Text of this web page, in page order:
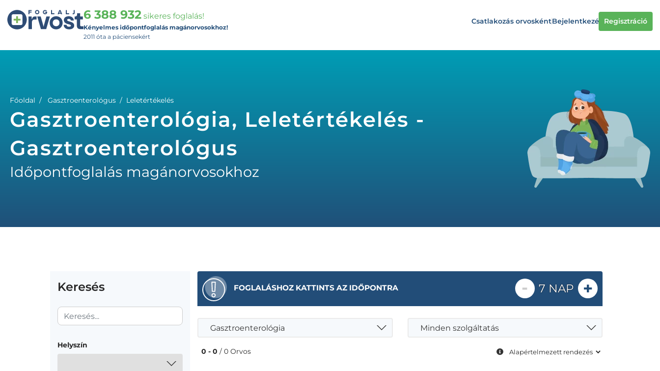
6 388 932 sikeres foglalás!
Kényelmes időpontfoglalás magánorvosokhoz!
2011 óta a páciensekért
Csatlakozás orvoskéntBejelentkezés Regisztráció
Főoldal Gasztroenterológus Leletértékelés
Gasztroenterológia, Leletértékelés -
Gasztroenterológus
Időpontfoglalás magánorvosokhoz
Keresés
Helyszín
FOGLALÁSHOZ KATTINTS AZ IDŐPONTRA - 7 NAP +
Gasztroenterológia Minden szolgáltatás
0 - 0 / 0 Orvos